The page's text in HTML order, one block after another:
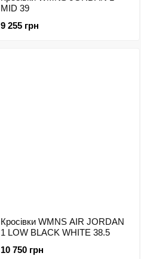
MID 39
9 255 грн
Кросівки WMNS AIR JORDAN
1 LOW BLACK WHITE 38.5
10 750 грн